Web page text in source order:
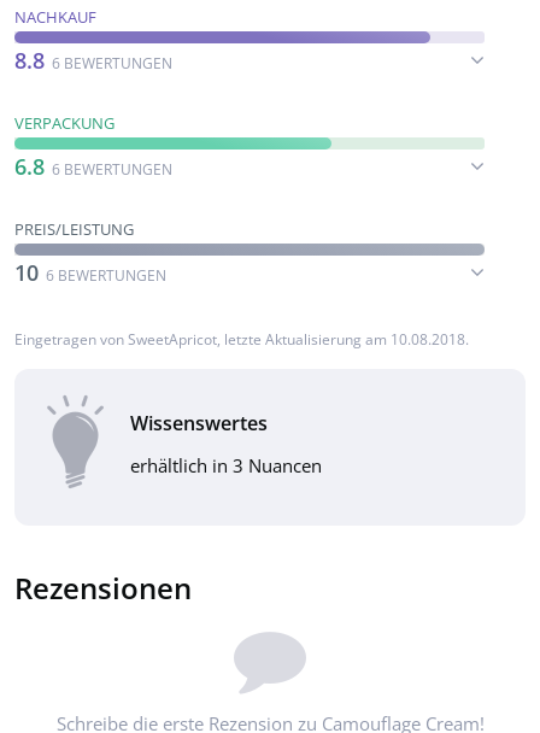
NACHKAUF
8.8 6 BEWERTUNGEN
VERPACKUNG
6.8 6 BEWERTUNGEN
PREIS/LEISTUNG
10 6 BEWERTUNGEN
Eingetragen vonSweetApricot, letzte Aktualisierung am 10.08.2018.
Wissenswertes
erhältlich in 3 Nuancen
Rezensionen
Schreibe die erste Rezension zu Camouflage Cream!